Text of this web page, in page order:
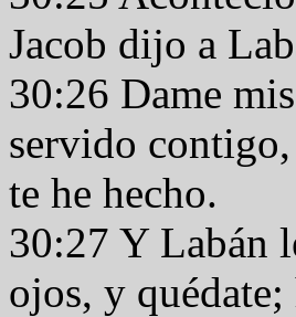
Jacob dijo a
30:26 Dame
servido
te he hecho.
30:27 Y Labán
ojos, y quédate;